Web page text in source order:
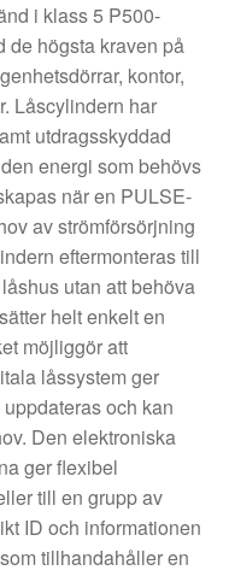
i klass 5 P500-
de högsta kraven på
kontor,
Låscylindern har
utdragsskyddad
energi som behövs
när en PULSE-
av strömförsörjning
eftermonteras till
utan att behöva
helt enkelt en
möjliggör att
låssystem ger
och kan
Den elektroniska
ger flexibel
till en grupp av
ID och informationen
tillhandahåller en